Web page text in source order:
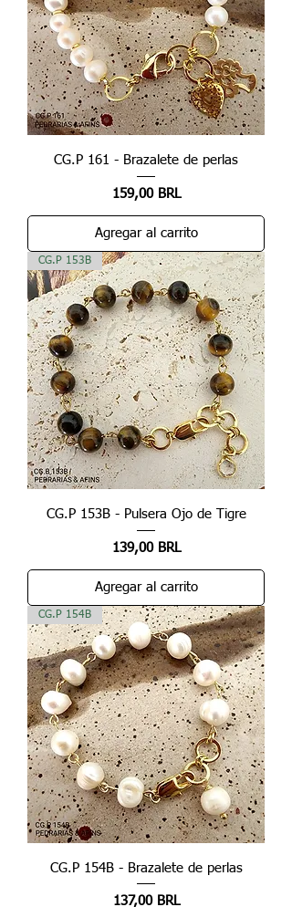
CG.P 161 - Brazalete de perlas
Precio
159,00 BRL
Agregar al carrito
CG.P 153B
CG.P 153B - Pulsera Ojo de Tigre
Precio
139,00 BRL
Agregar al carrito
CG.P 154B
CG.P 154B - Brazalete de perlas
Precio
137,00 BRL